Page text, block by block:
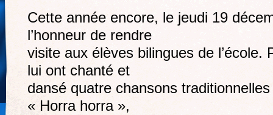
Cette année encore, le jeudi 19
l’honneur de rendre
visite aux élèves bilingues de l’école.
lui ont chanté et
dansé quatre chansons
« Horra horra »,